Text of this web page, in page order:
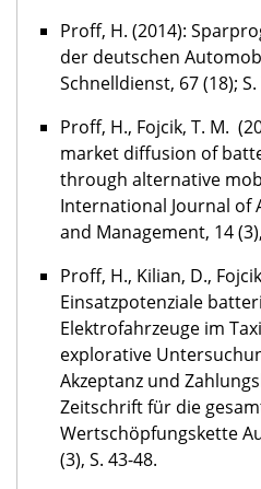
Proff, H. (2014):
der deutschen
Schnelldienst, 67 (18); S.
Proff, H., Fojcik, T. M.
market diffusion of
through alternative
International Journal of
and Management, 14
Proff, H., Kilian, D.,
Einsatzpotenziale
Elektrofahrzeuge im
explorative
Akzeptanz und
Zeitschrift für die
Wertschöpfungskette
(3), S. 43-48.